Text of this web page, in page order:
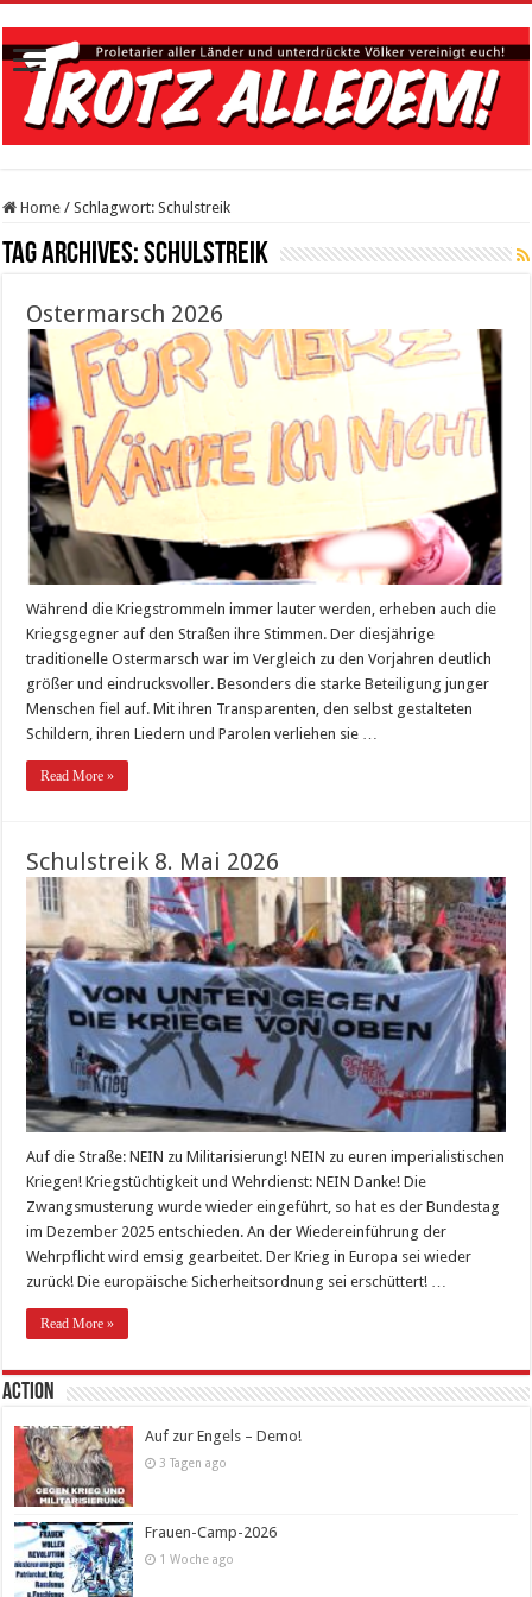
Home / Schlagwort:Schulstreik
Tag Archives:Schulstreik
Ostermarsch 2026
Während die Kriegstrommeln immer lauter werden, erheben auch die
Kriegsgegner auf den Straßen ihre Stimmen. Der diesjährige
traditionelle Ostermarsch war im Vergleich zu den Vorjahren deutlich
größer und eindrucksvoller. Besonders die starke Beteiligung junger
Menschen fiel auf. Mit ihren Transparenten, den selbst gestalteten
Schildern, ihren Liedern und Parolen verliehen sie …
Read More »
Schulstreik 8. Mai 2026
Auf die Straße: NEIN zu Militarisierung! NEIN zu euren imperialistischen
Kriegen! Kriegstüchtigkeit und Wehrdienst: NEIN Danke! Die
Zwangsmusterung wurde wieder eingeführt, so hat es der Bundestag
im Dezember 2025 entschieden. An der Wiedereinführung der
Wehrpflicht wird emsig gearbeitet. Der Krieg in Europa sei wieder
zurück! Die europäische Sicherheitsordnung sei erschüttert! …
Read More »
Action
Auf zur Engels – Demo!
3 Tagen ago
Frauen-Camp-2026
1 Woche ago